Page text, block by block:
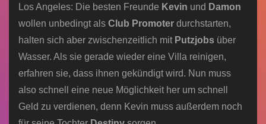
Los Angeles: Die besten Freunde Kevin und Damon
wollen unbedingt als Club Promoter durchstarten,
halten sich aber zwischenzeitlich mit Putzjobs über
Wasser. Als sie gerade wieder eine Villa reinigen,
erfahren sie, dass ihnen gekündigt wird. Nun muss
also schnell eine neue Möglichkeit her um schnell
Geld zu verdienen, denn Kevin muss außerdem noch